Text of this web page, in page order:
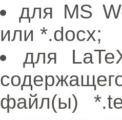
для MS
или *.docx;
для
файл(ы)